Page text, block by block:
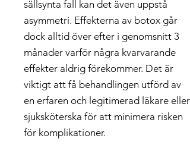
sällsynta fall kan det även uppstå
asymmetri. Effekterna av botox går
dock alltid över efter i genomsnitt 3
månader varför några kvarvarande
effekter aldrig förekommer. Det är
viktigt att få behandlingen utförd av
en erfaren och legitimerad läkare eller
sjuksköterska för att minimera risken
för komplikationer.